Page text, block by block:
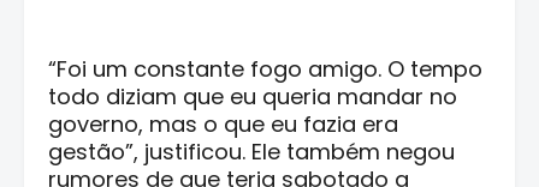
“Foi um constante fogo amigo. O tempo
todo diziam que eu queria mandar no
governo, mas o que eu fazia era
gestão”, justificou. Ele também negou
rumores de que teria sabotado a